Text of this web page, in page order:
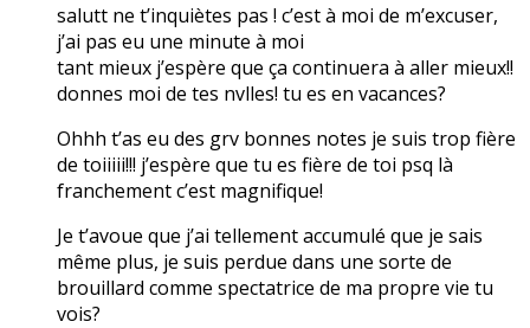
salutt ne t’inquiètes pas ! c’est à moi de m’excuser,
j’ai pas eu une minute à moi
tant mieux j’espère que ça continuera à aller mieux!!
donnes moi de tes nvlles! tu es en vacances?
Ohhh t’as eu des grv bonnes notes je suis trop fière
de toiiiii!!! j’espère que tu es fière de toi psq là
franchement c’est magnifique!
Je t’avoue que j’ai tellement accumulé que je sais
même plus, je suis perdue dans une sorte de
brouillard comme spectatrice de ma propre vie tu
vois?